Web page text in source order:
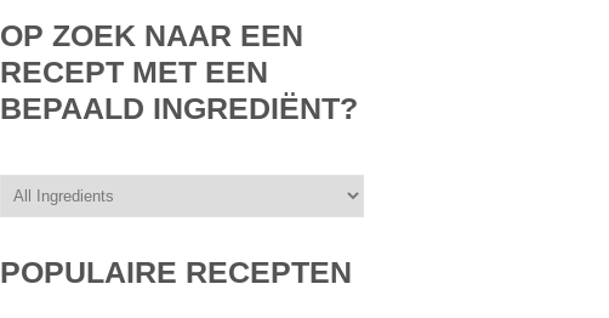
OP ZOEK NAAR EEN
RECEPT MET EEN
BEPAALD INGREDIËNT?
POPULAIRE RECEPTEN